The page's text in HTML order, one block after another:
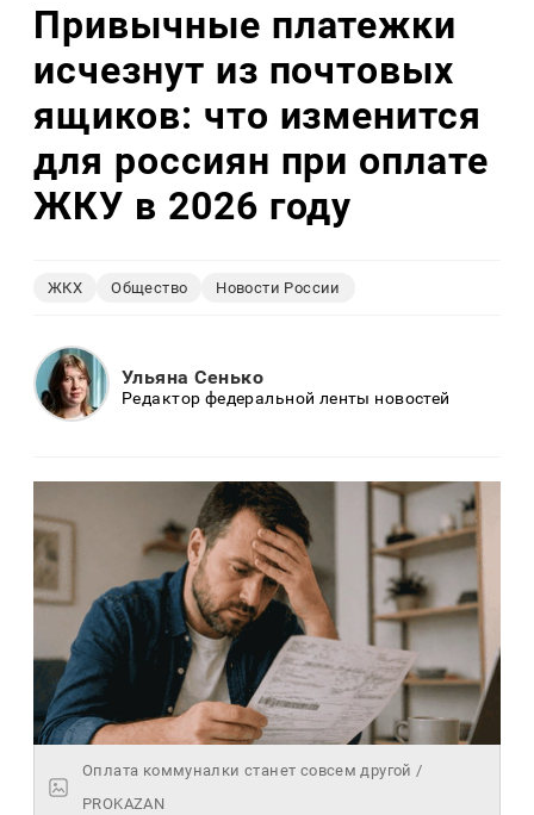
Привычные платежки
исчезнут из почтовых
ящиков: что изменится
для россиян при оплате
ЖКУ в 2026 году
ЖКХ Общество Новости России
Ульяна Сенько
Редактор федеральной ленты новостей
Оплата коммуналки станет совсем другой /
PROKAZAN